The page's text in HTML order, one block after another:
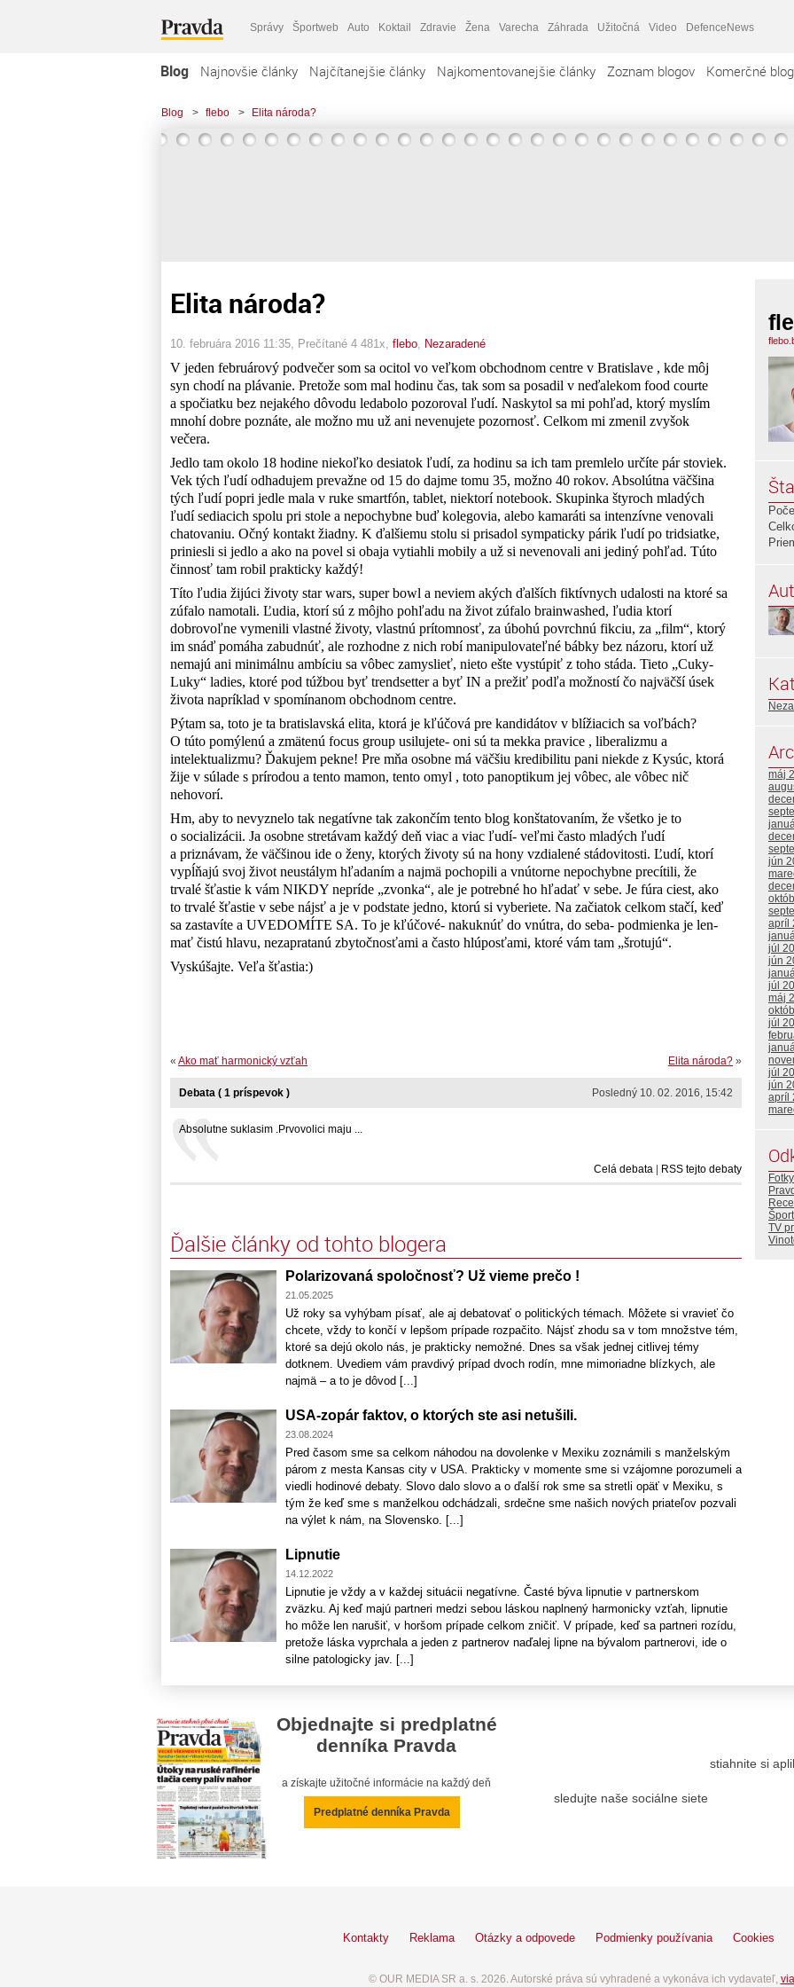
Správy Športweb Auto Koktail Zdravie Žena Varecha Záhrada Užitočná Video DefenceNews
Blog Najnovšie články Najčítanejšie články Najkomentovanejšie články Zoznam blogov Komerčné
Blog > flebo > Elita národa?
Elita národa?
10. februára 2016 11:35 , Prečítané 4 481x, flebo Nezaradené
V jeden februárový podvečer som sa ocitol vo veľkom obchodnom centre v Bratislave , kde môj
syn chodí na plávanie. Pretože som mal hodinu čas, tak som sa posadil v neďalekom food courte
a spočiatku bez nejakého dôvodu ledabolo pozoroval ľudí. Naskytol sa mi pohľad, ktorý myslím
mnohí dobre poznáte, ale možno mu už ani nevenujete pozornosť. Celkom mi zmenil zvyšok
večera.
Jedlo tam okolo 18 hodine niekoľko desiatok ľudí, za hodinu sa ich tam premlelo určíte pár stoviek.
Vek tých ľudí odhadujem prevažne od 15 do dajme tomu 35, možno 40 rokov. Absolútna väčšina
tých ľudí popri jedle mala v ruke smartfón, tablet, niektorí notebook. Skupinka štyroch mladých
ľudí sediacich spolu pri stole a nepochybne buď kolegovia, alebo kamaráti sa intenzívne venovali
chatovaniu. Očný kontakt žiadny. K ďalšiemu stolu si prisadol sympaticky párik ľudí po tridsiatke,
priniesli si jedlo a ako na povel si obaja vytiahli mobily a už si nevenovali ani jediný pohľad. Túto
činnosť tam robil prakticky každý!
Títo ľudia žijúci životy star wars, super bowl a neviem akých ďalších fiktívnych udalosti na ktoré sa
zúfalo namotali. Ľudia, ktorí sú z môjho pohľadu na život zúfalo brainwashed, ľudia ktorí
dobrovoľne vymenili vlastné životy, vlastnú prítomnosť, za úbohú povrchnú fikciu, za „film“, ktorý
im snáď pomáha zabudnúť, ale rozhodne z nich robí manipulovateľné bábky bez názoru, ktorí už
nemajú ani minimálnu ambíciu sa vôbec zamyslieť, nieto ešte vystúpiť z toho stáda. Tieto „Cuky-
Luky“ ladies, ktoré pod túžbou byť trendsetter a byť IN a prežiť podľa možností čo najväčší úsek
života napríklad v spomínanom obchodnom centre.
Pýtam sa, toto je ta bratislavská elita, ktorá je kľúčová pre kandidátov v blížiacich sa voľbách?
O túto pomýlenú a zmätenú focus group usilujete- oni sú ta mekka pravice , liberalizmu a
intelektualizmu? Ďakujem pekne! Pre mňa osobne má väčšiu kredibilitu pani niekde z Kysúc, ktorá
žije v súlade s prírodou a tento mamon, tento omyl , toto panoptikum jej vôbec, ale vôbec nič
nehovorí.
Hm, aby to nevyznelo tak negatívne tak zakončím tento blog konštatovaním, že všetko je to
o socializácii. Ja osobne stretávam každý deň viac a viac ľudí- veľmi často mladých ľudí
a priznávam, že väčšinou ide o ženy, ktorých životy sú na hony vzdialené stádovitosti. Ľudí, ktorí
vypĺňajú svoj život neustálym hľadaním a najmä pochopili a vnútorne nepochybne precítili, že
trvalé šťastie k vám NIKDY nepríde „zvonka“, ale je potrebné ho hľadať v sebe. Je fúra ciest, ako
to trvalé šťastie v sebe nájsť a je v podstate jedno, ktorú si vyberiete. Na začiatok celkom stačí, keď
sa zastavíte a UVEDOMÍTE SA. To je kľúčové- nakuknúť do vnútra, do seba- podmienka je len-
mať čistú hlavu, nezapratanú zbytočnosťami a často hlúposťami, ktoré vám tam „šrotujú“.
Vyskúšajte. Veľa šťastia:)
Elita národa? »
« Ako mať harmonický vzťah
Posledný 10. 02. 2016, 15:42
Debata ( 1 príspevok )
Absolutne suklasim .Prvovolici maju ...
Celá debata RSS tejto debaty
Ďalšie články od tohto blogera
Polarizovaná spoločnosť? Už vieme prečo !
21.05.2025
Už roky sa vyhýbam písať, ale aj debatovať o politických témach. Môžete si vravieť čo
chcete, vždy to končí v lepšom prípade rozpačito. Nájsť zhodu sa v tom množstve tém,
ktoré sa dejú okolo nás, je prakticky nemožné. Dnes sa však jednej citlivej témy
dotknem. Uvediem vám pravdivý prípad dvoch rodín, mne mimoriadne blízkych, ale
najmä – a to je dôvod [...]
USA-zopár faktov, o ktorých ste asi netušili.
23.08.2024
Pred časom sme sa celkom náhodou na dovolenke v Mexiku zoznámili s manželským
párom z mesta Kansas city v USA. Prakticky v momente sme si vzájomne porozumeli a
viedli hodinové debaty. Slovo dalo slovo a o ďalší rok sme sa stretli opäť v Mexiku, s
tým že keď sme s manželkou odchádzali, srdečne sme našich nových priateľov pozvali
na výlet k nám, na Slovensko. [...]
Lipnutie
14.12.2022
Lipnutie je vždy a v každej situácii negatívne. Časté býva lipnutie v partnerskom
zväzku. Aj keď majú partneri medzi sebou láskou naplnený harmonicky vzťah, lipnutie
ho môže len narušiť, v horšom prípade celkom zničiť. V prípade, keď sa partneri rozídu,
pretože láska vyprchala a jeden z partnerov naďalej lipne na bývalom partnerovi, ide o
silne patologicky jav. [...]
máj
jún
apríl
júl
jún
júl
máj
júl
júl
jún
apríl
Fotky
Šport
TV
Objednajte si predplatné
denníka Pravda
a získajte užitočné informácie na každý deň
Predplatné denníka Pravda
sledujte naše sociálne siete
stiahnite si
Kontakty Reklama Otázky a odpovede Podmienky používania Cookies
© OUR MEDIA SR a. s. 2026. Autorské práva sú vyhradené a vykonáva ich vydavateľ,